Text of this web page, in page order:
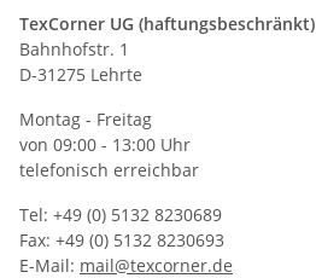
TexCorner UG (haftungsbeschränkt)
Bahnhofstr. 1
D-31275 Lehrte
Montag - Freitag
von 09:00 - 13:00 Uhr
telefonisch erreichbar
Tel: +49 (0) 5132 8230689
Fax: +49 (0) 5132 8230693
E-Mail: mail@texcorner.de